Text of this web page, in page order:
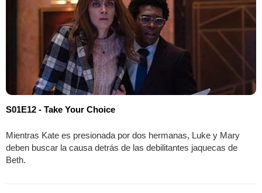
S01E12 - Take Your Choice
Mientras Kate es presionada por dos hermanas, Luke y Mary
deben buscar la causa detrás de las debilitantes jaquecas de
Beth.